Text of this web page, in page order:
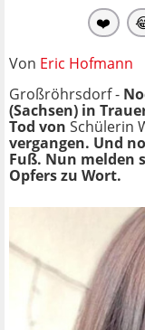
❤️
Von Eric Hofmann
Großröhrsdorf -
(Sachsen) in
Tod von Schülerin
vergangen. Und
Fuß. Nun melden
Opfers zu Wort.